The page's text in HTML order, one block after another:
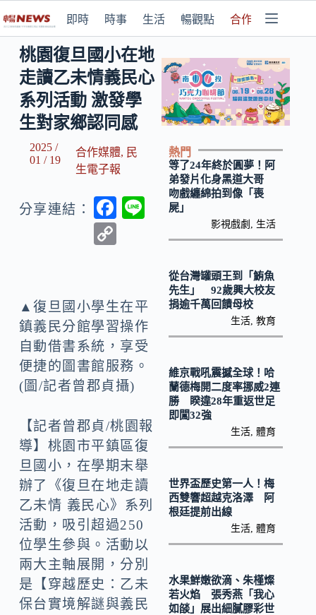
即時 時事 生活 暢觀點 合作媒體
桃園復旦國小在地
走讀乙未情義民心
系列活動 激發學
生對家鄉認同感
2025 /
01 / 19
合作媒體, 民
生電子報
分享連結：
F
o
o
k
y
Li
n
k
▲復旦國小學生在平
鎮義民分館學習操作
自動借書系統，享受
便捷的圖書館服務。
(圖/記者曾郡貞攝)
【記者曾郡貞/桃園報
導】桃園市平鎮區復
旦國小，在學期末舉
辦了《復旦在地走讀
乙未情 義民心》系列
活動，吸引超過250
位學生參與。活動以
兩大主軸展開，分別
是【穿越歷史：乙未
保台實境解謎與義民
熱門
等了24年終於圓夢！阿
弟發片化身黑道大哥
吻戲纏綿拍到像「喪
屍」
影視戲劇 生活
從台灣罐頭王到「鮪魚
先生」 92歲興大校友
捐逾千萬回饋母校
生活 ,教育
維京戰吼震撼全球！哈
蘭德梅開二度率挪威2連
勝 睽違28年重返世足
即闖32強
生活 ,體育
世界盃歷史第一人！梅
西雙響超越克洛澤 阿
根廷提前出線
生活 ,體育
水果鮮嫩欲滴、朱槿燦
若火焰 張秀燕「我心
如燄」展出細膩膠彩世